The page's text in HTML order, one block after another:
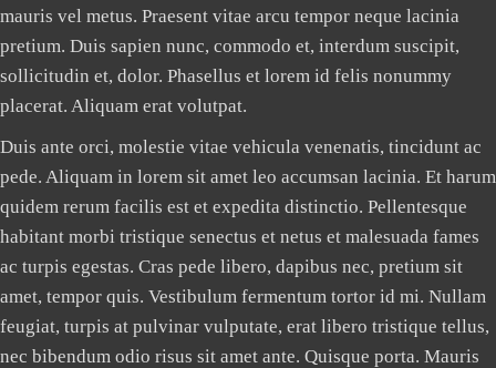
mauris vel metus. Praesent vitae arcu tempor neque lacinia
pretium. Duis sapien nunc, commodo et, interdum suscipit,
sollicitudin et, dolor. Phasellus et lorem id felis nonummy
placerat. Aliquam erat volutpat.
Duis ante orci, molestie vitae vehicula venenatis, tincidunt ac
pede. Aliquam in lorem sit amet leo accumsan lacinia. Et harum
quidem rerum facilis est et expedita distinctio. Pellentesque
habitant morbi tristique senectus et netus et malesuada fames
ac turpis egestas. Cras pede libero, dapibus nec, pretium sit
amet, tempor quis. Vestibulum fermentum tortor id mi. Nullam
feugiat, turpis at pulvinar vulputate, erat libero tristique tellus,
nec bibendum odio risus sit amet ante. Quisque porta. Mauris